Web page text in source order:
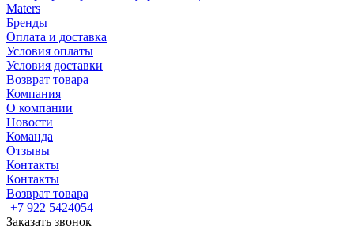
Maters
Бренды
Оплата и доставка
Условия оплаты
Условия доставки
Возврат товара
Компания
О компании
Новости
Команда
Отзывы
Контакты
Контакты
Возврат товара
+7 922 5424054
Заказать звонок